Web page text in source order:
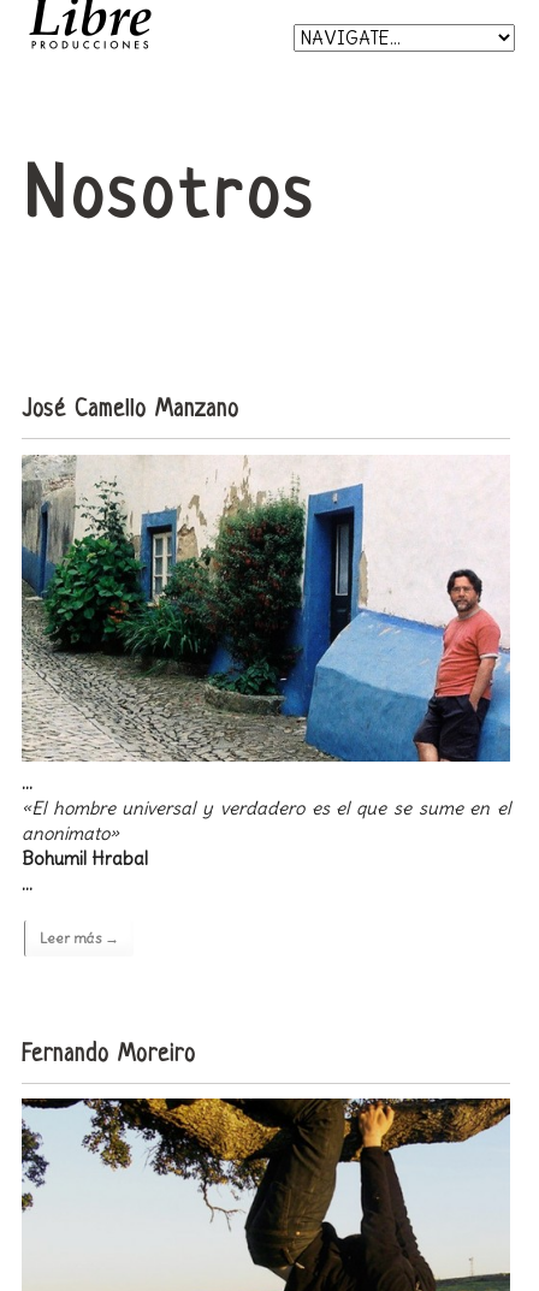
Nosotros
José Camello Manzano
…
«El hombre universal y verdadero es el que se sume en el
anonimato»
Bohumil Hrabal
…
Leer más →
Fernando Moreiro